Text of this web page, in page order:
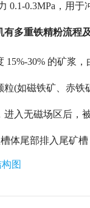
0.3MPa，用
多重铁精粉流程
30% 的矿浆
(如磁铁矿、赤铁
入无磁场区后，
体尾部排入尾矿
图